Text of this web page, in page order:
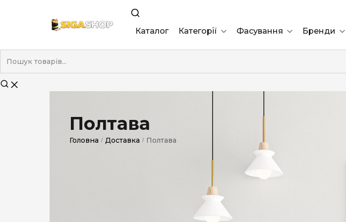
Каталог Категорії
Без фільтра
Смакові (капсула)
Фасування Бренди
Полтава
Головна / Доставка / Полтава